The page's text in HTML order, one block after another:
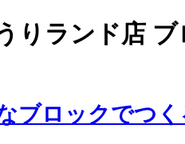
りランド店
ブロックでつ